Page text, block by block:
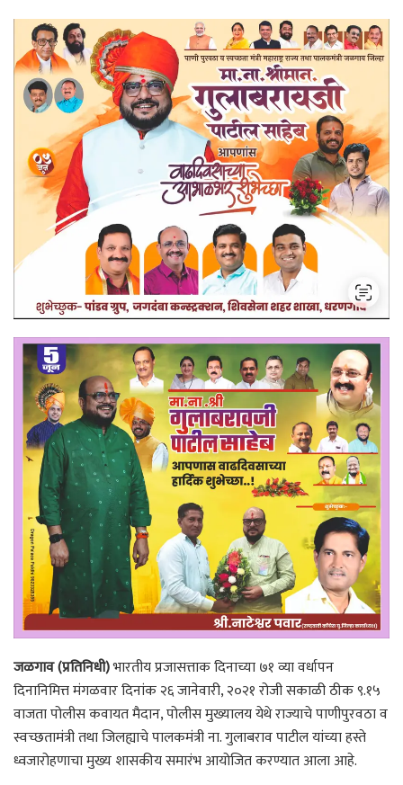
जळगाव (प्रतिनिधी)भारतीय प्रजासत्ताक दिनाच्या ७१ व्या वर्धापन
दिनानिमित्त मंगळवार दिनांक २६ जानेवारी, २०२१ रोजी सकाळी ठीक ९.१५
वाजता पोलीस कवायत मैदान, पोलीस मुख्यालय येथे राज्याचे पाणीपुरवठा व
स्वच्छतामंत्री तथा जिलह्याचे पालकमंत्री ना. गुलाबराव पाटील यांच्या हस्ते
ध्वजारोहणाचा मुख्य शासकीय समारंभ आयोजित करण्यात आला आहे.